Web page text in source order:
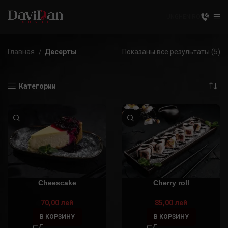
Главная Десерты Показаны все результаты (5)
Категории
Cheescake
70,00лей
В КОРЗИНУ
Cherry roll
85,00лей
В КОРЗИНУ